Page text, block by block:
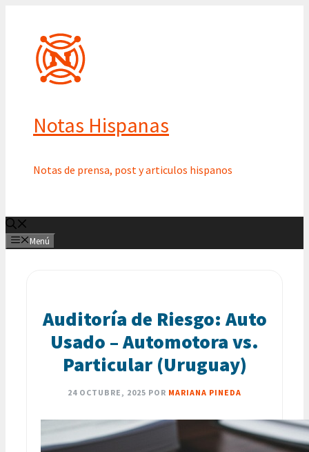
contenido
Notas Hispanas
Notas de prensa, post y articulos hispanos
Menú
Auditoría de Riesgo: Auto
Usado – Automotora vs.
Particular (Uruguay)
24 OCTUBRE, 2025 POR MARIANA PINEDA